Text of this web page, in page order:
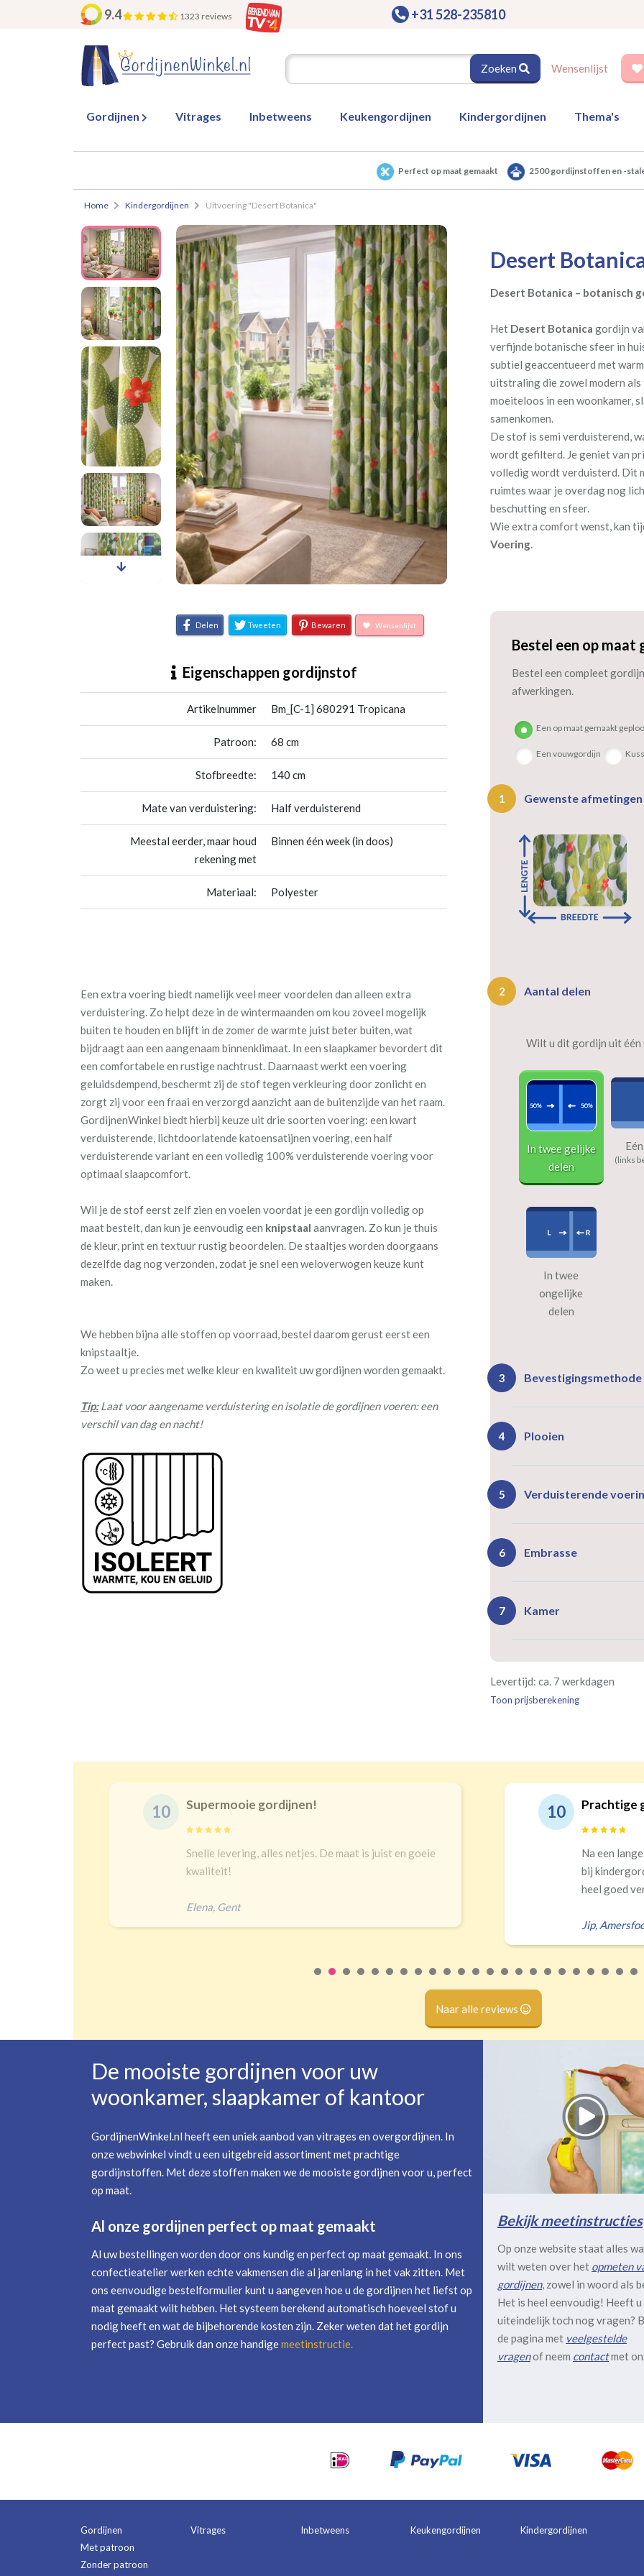
9.4 1323 reviews +31 528-235810
Zoeken Wensenlijst
Gordijnen Vitrages Inbetweens Keukengordijnen Kindergordijnen Thema's
Perfect op maat gemaakt 2500 gordijnstoffen en -
Home Kindergordijnen Uitvoering "Desert Botanica"
Delen Tweeten Bewaren Wensenlijst
Eigenschappen gordijnstof
Artikelnummer Bm_[C-1] 680291 Tropicana
Patroon: 68 cm
Stofbreedte: 140 cm
Mate van verduistering: Half verduisterend
Meestal eerder, maar houd
rekening met
Binnen één week (in doos)
Materiaal: Polyester
Een extra voering biedt namelijk veel meer voordelen dan alleen extra
verduistering. Zo helpt deze in de wintermaanden om kou zoveel mogelijk
buiten te houden en blijft in de zomer de warmte juist beter buiten, wat
bijdraagt aan een aangenaam binnenklimaat. In een slaapkamer bevordert dit
een comfortabele en rustige nachtrust. Daarnaast werkt een voering
geluidsdempend, beschermt zij de stof tegen verkleuring door zonlicht en
zorgt zij voor een fraai en verzorgd aanzicht aan de buitenzijde van het raam.
GordijnenWinkel biedt hierbij keuze uit drie soorten voering: een kwart
verduisterende, lichtdoorlatende katoensatijnen voering, een half
verduisterende variant en een volledig 100% verduisterende voering voor
optimaal slaapcomfort.
Wil je de stof eerst zelf zien en voelen voordat je een gordijn volledig op
maat bestelt, dan kun je eenvoudig een knipstaal aanvragen. Zo kun je thuis
de kleur, print en textuur rustig beoordelen. De staaltjes worden doorgaans
dezelfde dag nog verzonden, zodat je snel een weloverwogen keuze kunt
maken.
We hebben bijna alle stoffen op voorraad, bestel daarom gerust eerst een
knipstaaltje.
Zo weet u precies met welke kleur en kwaliteit uw gordijnen worden gemaakt.
Tip:Laat voor aangename verduistering en isolatie de gordijnen voeren: een
verschil van dag en nacht!
Desert
Desert Botanica – botanisch
Het Desert Botanica gordijn
verfijnde botanische sfeer in
subtiel geaccentueerd met
uitstraling die zowel modern
moeiteloos in een woonkamer,
samenkomen.
De stof is semi verduisterend,
wordt gefilterd. Je geniet van
volledig wordt verduisterd. Dit
ruimtes waar je overdag nog
beschutting en sfeer.
Wie extra comfort wenst, kan
Voering.
Bestel een op
Bestel een compleet
afwerkingen.
Een op maat gemaakt
Een vouwgordijn
1 Gewenste afmetingen
2 Aantal delen
Wilt u dit gordijn uit één
In twee gelijke
delen
(links
In twee
ongelijke
delen
3 Bevestigingsmethode
Rails
Rails
4 Plooien
Enkele plooi
5 Verduisterende
Gevoerde gordijnen
isoleert kou, warmte en
Geen extra
verduistering
6 Embrasse
Geen
7 Kamer
Bestelt u meerdere
kamer is bestemd. Wij
verplicht, maar wel handig)
Levertijd: ca. 7 werkdagen
Toon prijsberekening
10 Supermooie gordijnen!
Snelle levering, alles netjes. De maat is juist en goeie
kwaliteit!
Elena, Gent
10 Prachtige
Na een
bij
heel goed
Jip,
Naar alle reviews
De mooiste gordijnen voor uw
woonkamer, slaapkamer of kantoor
GordijnenWinkel.nl heeft een uniek aanbod van vitrages en overgordijnen. In
onze webwinkel vindt u een uitgebreid assortiment met prachtige
gordijnstoffen. Met deze stoffen maken we de mooiste gordijnen voor u, perfect
op maat.
Al onze gordijnen perfect op maat gemaakt
Al uw bestellingen worden door ons kundig en perfect op maat gemaakt. In ons
confectieatelier werken echte vakmensen die al jarenlang in het vak zitten. Met
ons eenvoudige bestelformulier kunt u aangeven hoe u de gordijnen het liefst op
maat gemaakt wilt hebben. Het systeem berekend automatisch hoeveel stof u
nodig heeft en wat de bijbehorende kosten zijn. Zeker weten dat het gordijn
perfect past? Gebruik dan onze handigemeetinstructie.
Bekijk meetinstructies
Op onze website staat alles
wilt weten over het opmeten
gordijnen, zowel in woord als
Het is heel eenvoudig! Heeft u
uiteindelijk toch nog vragen?
de pagina met veelgestelde
vragenof neem contactmet
Gordijnen
Met patroon
Zonder patroon
Vitrages Inbetweens Keukengordijnen Kindergordijnen